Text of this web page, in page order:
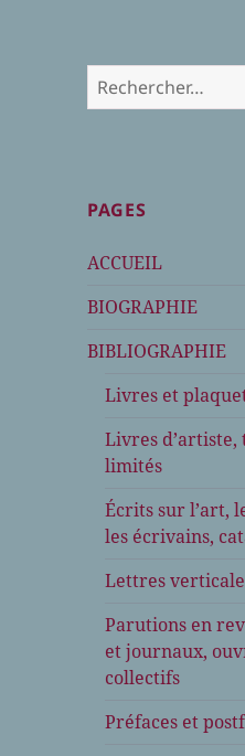
Rechercher :
PAGES
ACCUEIL
BIOGRAPHIE
BIBLIOGRAPHIE
Livres et
Livres d’artiste,
limités
Écrits sur l’art,
les écrivains,
Lettres
Parutions en
et journaux,
collectifs
Préfaces et